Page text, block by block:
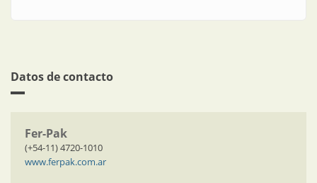
Datos de contacto
Fer-Pak
(+54-11) 4720-1010
www.ferpak.com.ar